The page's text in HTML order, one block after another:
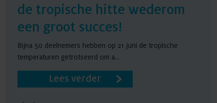
de tropische hitte wederom
een groot succes!
Bijna 50 deelnemers hebben op 21 juni de tropische
temperaturen getrotseerd om a...
Lees verder